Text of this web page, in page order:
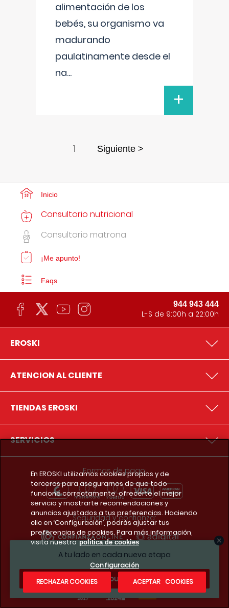
alimentación de los
bebés, su organismo va
madurando
paulatinamente desde el
na...
+
1 Siguiente >
A tu lado en cada nueva etapa
¿Te apuntas?
Inicio
Consultorio nutricional
Consultorio matrona
¡Me apunto!
Faqs
944 943 444
L-S de 9:00h a 22:00h
EROSKI
ATENCION AL CLIENTE
TIENDAS EROSKI
SERVICIOS
Formas de pago:
Seguridad y confianza:
Premios y reconocimientos:
En EROSKI utilizamos cookies propias y de
terceros para asegurarnos de que todo
funcione correctamente, ofrecerte el mejor
servicio y mostrarte recomendaciones y
anuncios ajustados a tus preferencias. Haciendo
clic en ‘Configuración’, podrás ajustar tus
preferencias de cookies. Para más información,
visita nuestra política de cookies
Configuración
RECHAZAR COOKIES
ACEPTAR COOKIES